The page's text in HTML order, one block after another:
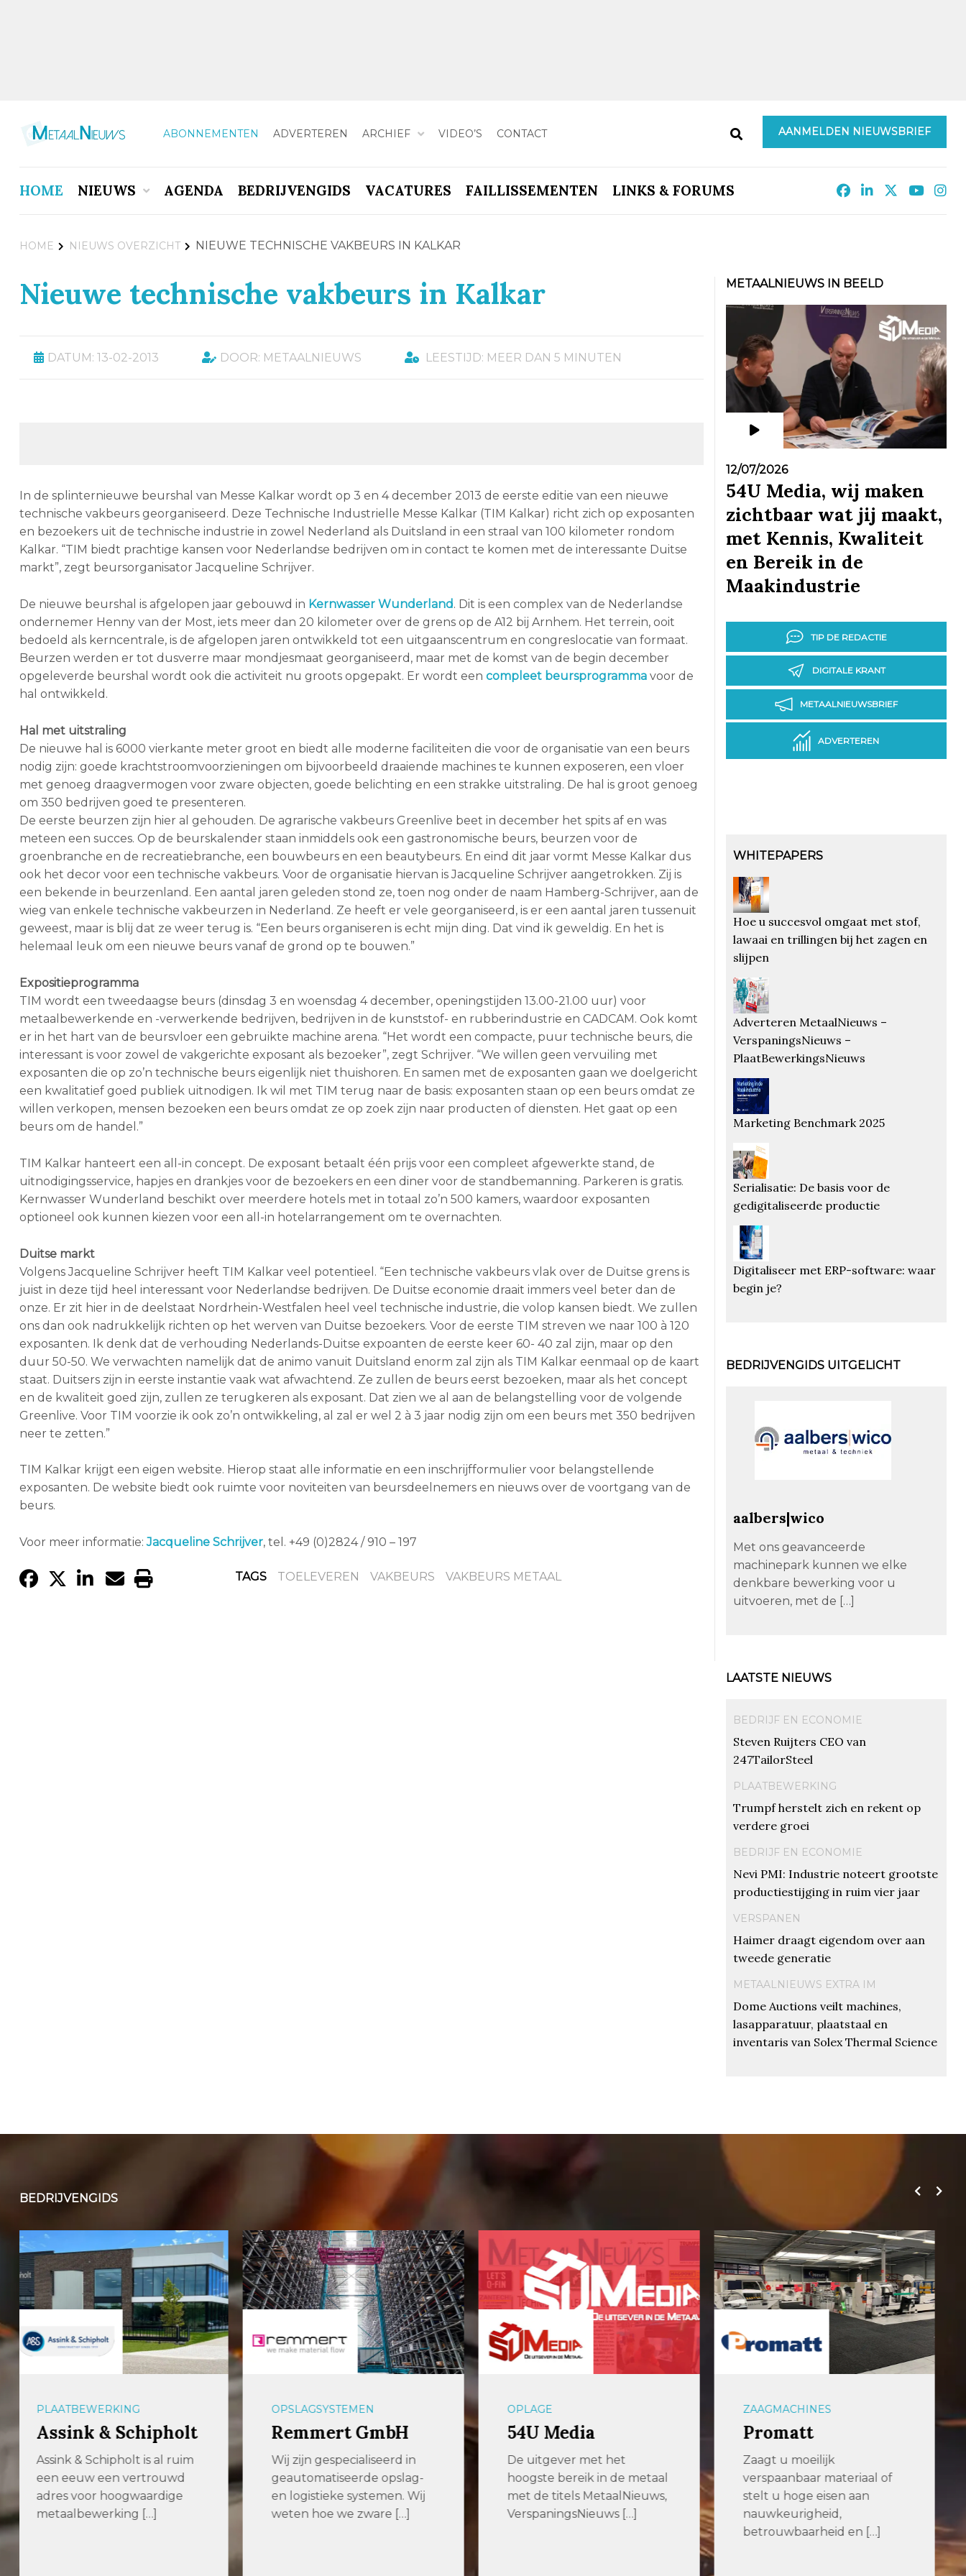
ABONNEMENTEN ADVERTEREN ARCHIEF VIDEO’S CONTACT AANMELDEN NIEUWSBRIEF
HOME NIEUWS AGENDA BEDRIJVENGIDS VACATURES FAILLISSEMENTEN LINKS & FORUMS
HOME NIEUWS OVERZICHT NIEUWE TECHNISCHE VAKBEURS IN KALKAR
Nieuwe technische vakbeurs in Kalkar
DATUM: 13-02-2013 DOOR: METAALNIEUWS LEESTIJD: MEER DAN 5 MINUTEN
In de splinternieuwe beurshal van Messe Kalkar wordt op 3 en 4 december 2013 de eerste editie van een nieuwe
technische vakbeurs georganiseerd. Deze Technische Industrielle Messe Kalkar (TIM Kalkar) richt zich op exposanten
en bezoekers uit de technische industrie in zowel Nederland als Duitsland in een straal van 100 kilometer rondom
Kalkar. “TIM biedt prachtige kansen voor Nederlandse bedrijven om in contact te komen met de interessante Duitse
markt”, zegt beursorganisator Jacqueline Schrijver.
De nieuwe beurshal is afgelopen jaar gebouwd in Kernwasser Wunderland. Dit is een complex van de Nederlandse
ondernemer Henny van der Most, iets meer dan 20 kilometer over de grens op de A12 bij Arnhem. Het terrein, ooit
bedoeld als kerncentrale, is de afgelopen jaren ontwikkeld tot een uitgaanscentrum en congreslocatie van formaat.
Beurzen werden er tot dusverre maar mondjesmaat georganiseerd, maar met de komst van de begin december
opgeleverde beurshal wordt ook die activiteit nu groots opgepakt. Er wordt een compleet beursprogrammavoor de
hal ontwikkeld.
Hal met uitstraling
De nieuwe hal is 6000 vierkante meter groot en biedt alle moderne faciliteiten die voor de organisatie van een beurs
nodig zijn: goede krachtstroomvoorzieningen om bijvoorbeeld draaiende machines te kunnen exposeren, een vloer
met genoeg draagvermogen voor zware objecten, goede belichting en een strakke uitstraling. De hal is groot genoeg
om 350 bedrijven goed te presenteren.
De eerste beurzen zijn hier al gehouden. De agrarische vakbeurs Greenlive beet in december het spits af en was
meteen een succes. Op de beurskalender staan inmiddels ook een gastronomische beurs, beurzen voor de
groenbranche en de recreatiebranche, een bouwbeurs en een beautybeurs. En eind dit jaar vormt Messe Kalkar dus
ook het decor voor een technische vakbeurs. Voor de organisatie hiervan is Jacqueline Schrijver aangetrokken. Zij is
een bekende in beurzenland. Een aantal jaren geleden stond ze, toen nog onder de naam Hamberg-Schrijver, aan de
wieg van enkele technische vakbeurzen in Nederland. Ze heeft er vele georganiseerd, is er een aantal jaren tussenuit
geweest, maar is blij dat ze weer terug is. “Een beurs organiseren is echt mijn ding. Dat vind ik geweldig. En het is
helemaal leuk om een nieuwe beurs vanaf de grond op te bouwen.”
Expositieprogramma
TIM wordt een tweedaagse beurs (dinsdag 3 en woensdag 4 december, openingstijden 13.00-21.00 uur) voor
metaalbewerkende en -verwerkende bedrijven, bedrijven in de kunststof- en rubberindustrie en CADCAM. Ook komt
er in het hart van de beursvloer een gebruikte machine arena. “Het wordt een compacte, puur technische beurs, die
interessant is voor zowel de vakgerichte exposant als bezoeker”, zegt Schrijver. “We willen geen vervuiling met
exposanten die op zo’n technische beurs eigenlijk niet thuishoren. En samen met de exposanten gaan we doelgericht
een kwalitatief goed publiek uitnodigen. Ik wil met TIM terug naar de basis: exposanten staan op een beurs omdat ze
willen verkopen, mensen bezoeken een beurs omdat ze op zoek zijn naar producten of diensten. Het gaat op een
beurs om de handel.”
TIM Kalkar hanteert een all-in concept. De exposant betaalt één prijs voor een compleet afgewerkte stand, de
uitnodigingsservice, hapjes en drankjes voor de bezoekers en een diner voor de standbemanning. Parkeren is gratis.
Kernwasser Wunderland beschikt over meerdere hotels met in totaal zo’n 500 kamers, waardoor exposanten
optioneel ook kunnen kiezen voor een all-in hotelarrangement om te overnachten.
Duitse markt
Volgens Jacqueline Schrijver heeft TIM Kalkar veel potentieel. “Een technische vakbeurs vlak over de Duitse grens is
juist in deze tijd heel interessant voor Nederlandse bedrijven. De Duitse economie draait immers veel beter dan de
onze. Er zit hier in de deelstaat Nordrhein-Westfalen heel veel technische industrie, die volop kansen biedt. We zullen
ons dan ook nadrukkelijk richten op het werven van Duitse bezoekers. Voor de eerste TIM streven we naar 100 à 120
exposanten. Ik denk dat de verhouding Nederlands-Duitse expoanten de eerste keer 60- 40 zal zijn, maar op den
duur 50-50. We verwachten namelijk dat de animo vanuit Duitsland enorm zal zijn als TIM Kalkar eenmaal op de kaart
staat. Duitsers zijn in eerste instantie vaak wat afwachtend. Ze zullen de beurs eerst bezoeken, maar als het concept
en de kwaliteit goed zijn, zullen ze terugkeren als exposant. Dat zien we al aan de belangstelling voor de volgende
Greenlive. Voor TIM voorzie ik ook zo’n ontwikkeling, al zal er wel 2 à 3 jaar nodig zijn om een beurs met 350 bedrijven
neer te zetten.”
TIM Kalkar krijgt een eigen website. Hierop staat alle informatie en een inschrijfformulier voor belangstellende
exposanten. De website biedt ook ruimte voor noviteiten van beursdeelnemers en nieuws over de voortgang van de
beurs.
Voor meer informatie:Jacqueline Schrijver, tel. +49 (0)2824 / 910 – 197
TAGS TOELEVEREN VAKBEURS VAKBEURS METAAL
METAALNIEUWS IN BEELD
12/07/2026
54U Media, wij maken
zichtbaar wat jij maakt,
met Kennis, Kwaliteit
en Bereik in de
Maakindustrie
TIP DE REDACTIE
DIGITALE KRANT
METAALNIEUWSBRIEF
ADVERTEREN
WHITEPAPERS
Hoe u succesvol omgaat met stof,
lawaai en trillingen bij het zagen en
slijpen
Adverteren MetaalNieuws –
VerspaningsNieuws –
PlaatBewerkingsNieuws
Marketing Benchmark 2025
Serialisatie: De basis voor de
gedigitaliseerde productie
Digitaliseer met ERP-software: waar
begin je?
BEDRIJVENGIDS UITGELICHT
aalbers|wico
Met ons geavanceerde
machinepark kunnen we elke
denkbare bewerking voor u
uitvoeren, met de […]
LAATSTE NIEUWS
BEDRIJF EN ECONOMIE
Steven Ruijters CEO van
247TailorSteel
PLAATBEWERKING
Trumpf herstelt zich en rekent op
verdere groei
BEDRIJF EN ECONOMIE
Nevi PMI: Industrie noteert grootste
productiestijging in ruim vier jaar
VERSPANEN
Haimer draagt eigendom over aan
tweede generatie
METAALNIEUWS EXTRA IM
Dome Auctions veilt machines,
lasapparatuur, plaatstaal en
inventaris van Solex Thermal Science
BEDRIJVENGIDS
OPSLAGSYSTEMEN
Remmert GmbH
Wij zijn gespecialiseerd in
geautomatiseerde opslag-
en logistieke systemen. Wij
weten hoe we zware […]
OPLAGE
54U Media
De uitgever met het
hoogste bereik in de metaal
met de titels MetaalNieuws,
VerspaningsNieuws […]
ZAAGMACHINES
Promatt
Zaagt u moeilijk
verspaanbaar materiaal of
stelt u hoge eisen aan
nauwkeurigheid,
PLAATBEWERKING
JÖRG Machines
Voor machines die werken
Al jarenlang zijn wij bij JÖRG
Machines BV fabrikant en
[…]